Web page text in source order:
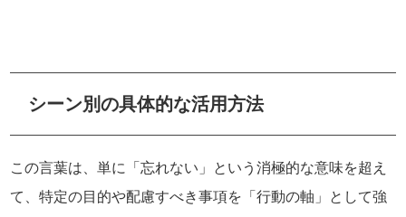
シーン別の具体的な活用方法
この言葉は、単に「忘れない」という消極的な意味を超え
て、特定の目的や配慮すべき事項を「行動の軸」として強